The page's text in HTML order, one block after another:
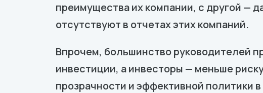
преимущества их компании, с другой —
отсутствуют в отчетах этих компаний.
Впрочем, большинство руководителей
инвестиции, а инвесторы — меньше
прозрачности и эффективной политики